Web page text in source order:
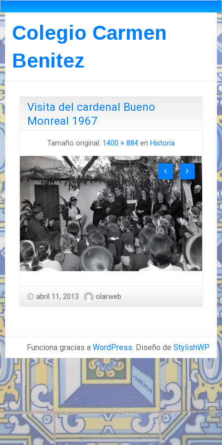
Colegio Carmen
Benitez
Visita del cardenal Bueno
Monreal 1967
Tamaño original: 1400 × 884 en Historia
abril 11, 2013 olarweb
Funciona gracias a WordPress. Diseño de StylishWP